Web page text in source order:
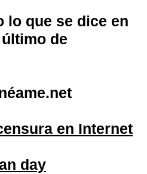
lo que se dice en
de
en Internet
day